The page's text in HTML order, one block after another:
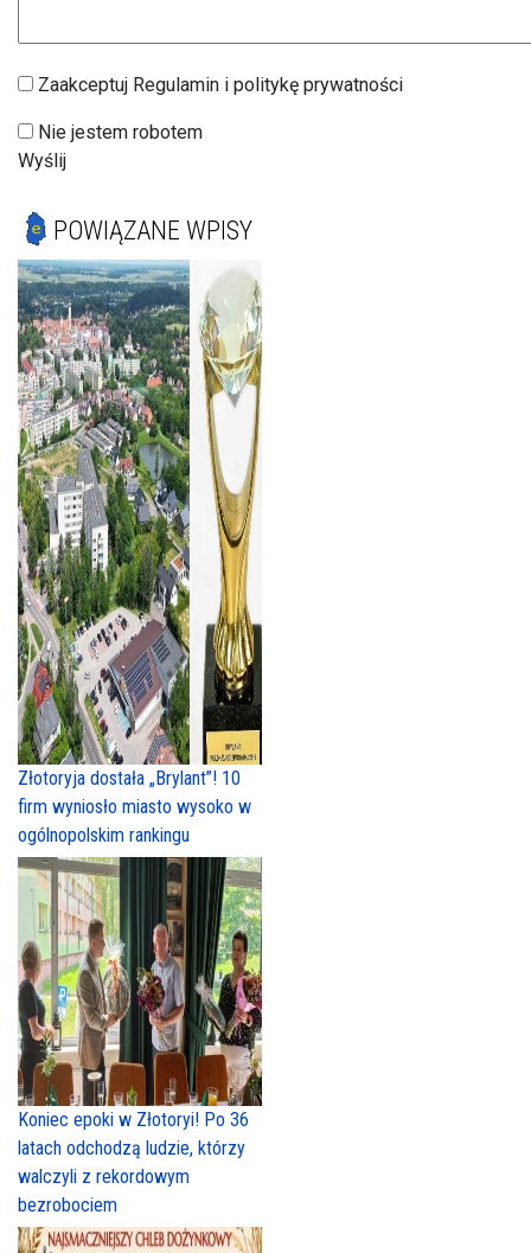
Zaakceptuj Regulamin i politykę prywatności
Nie jestem robotem
Wyślij
POWIĄZANE WPISY
Złotoryja dostała „Brylant”! 10
firm wyniosło miasto wysoko w
ogólnopolskim rankingu
Koniec epoki w Złotoryi! Po 36
latach odchodzą ludzie, którzy
walczyli z rekordowym
bezrobociem